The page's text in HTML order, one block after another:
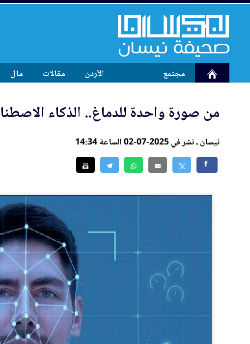
مجتمع الأردن مقالات مال
من صورة واحدة للدماغ.. الذكاء الاصطنا
نيسان ـ نشر في 2025-07-02 الساعة 14:34